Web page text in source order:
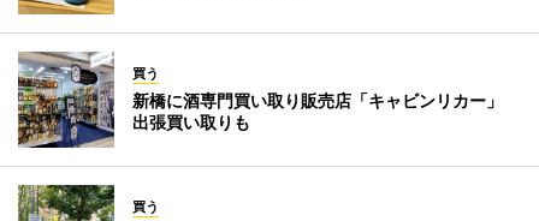
買う
新橋に酒専門買い取り販売店「キャビンリカー」
出張買い取りも
買う